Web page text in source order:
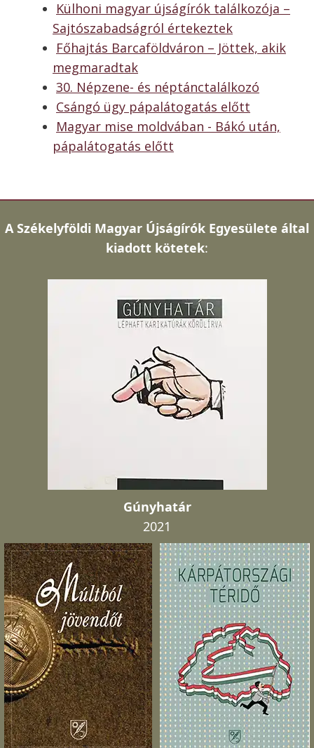
Külhoni magyar újságírók találkozója –
Sajtószabadságról értekeztek
Főhajtás Barcaföldváron – Jöttek, akik
megmaradtak
30. Népzene- és néptánctalálkozó
Csángó ügy pápalátogatás előtt
Magyar mise moldvában - Bákó után,
pápalátogatás előtt
A Székelyföldi Magyar Újságírók Egyesülete által
kiadott kötetek:
Gúnyhatár
2021